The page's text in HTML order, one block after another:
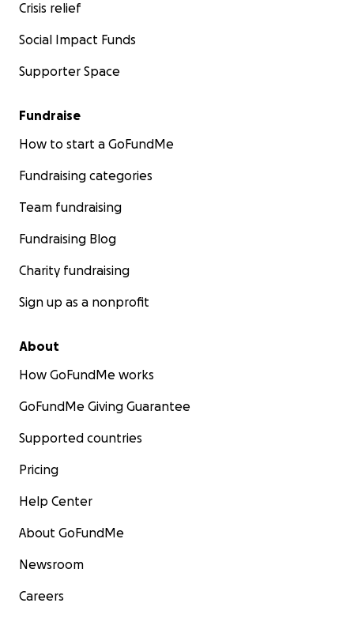
Crisis relief
Social Impact Funds
Supporter Space
Fundraise
How to start a GoFundMe
Fundraising categories
Team fundraising
Fundraising Blog
Charity fundraising
Sign up as a nonprofit
About
How GoFundMe works
GoFundMe Giving Guarantee
Supported countries
Pricing
Help Center
About GoFundMe
Newsroom
Careers